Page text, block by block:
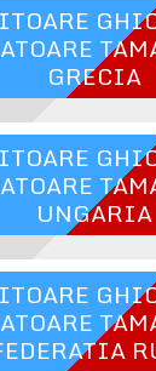
GRECIA
UNGARIA